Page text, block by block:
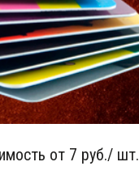
от 7 руб./ шт.